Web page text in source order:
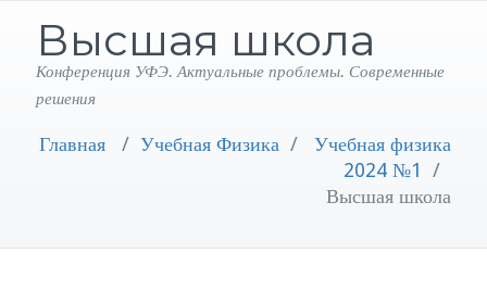
Высшая школа
Конференция УФЭ. Актуальные проблемы. Современные
решения
Главная / Учебная Физика / Учебная физика
2024 №1
/
Высшая школа